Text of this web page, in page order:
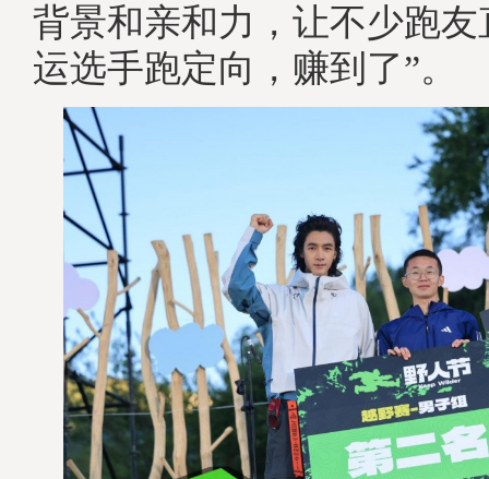
背景和亲和力，让不少跑友
运选手跑定向，赚到了”。